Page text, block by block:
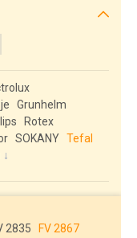
Grunhelm
Rotex
SOKANY Tefal
2835
FV 2867